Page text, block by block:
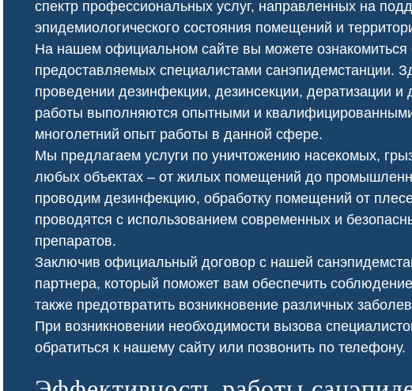
Дезобработка заключили с нами
что позволило нам избавиться от
вредителей и поддерживать
высокий уровень санитарной
безопасности.
представлял угрозу для здоровья.
В санинспекции провели
химическую обработку участка,
ликвидировав сорняки и
обезопасив нашу территорию.
Травить клопов Сеноед в доме
спектр профессиональных услуг, направленных на
эпидемиологического состояния помещений и
На нашем официальном сайте вы можете ознакомиться
предоставляемых специалистами санэпидемстанции.
проведении дезинфекции, дезинсекции, дератизации и
работы выполняются опытными и
многолетний опыт работы в данной сфере.
Мы предлагаем услуги по уничтожению насекомых,
любых объектах – от жилых помещений до
проводим дезинфекцию, обработку помещений от
проводятся с использованием современных и
препаратов.
Заключив официальный договор с нашей
партнера, который поможет вам обеспечить
также предотвратить возникновение различных
При возникновении необходимости вызова
обратиться к нашему сайту или позвонить по телефону.